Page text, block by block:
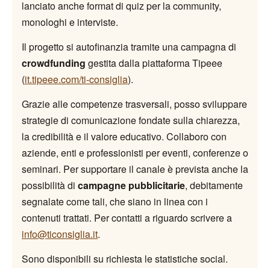
lanciato anche format di quiz per la community,
monologhi e interviste.
Il progetto si autofinanzia tramite una campagna di
crowdfunding gestita dalla piattaforma Tipeee
(it.tipeee.com/ti-consiglia).
Grazie alle competenze trasversali, posso sviluppare
strategie di comunicazione fondate sulla chiarezza,
la credibilità e il valore educativo. Collaboro con
aziende, enti e professionisti per eventi, conferenze o
seminari. Per supportare il canale è prevista anche la
possibilità di campagne pubblicitarie, debitamente
segnalate come tali, che siano in linea con i
contenuti trattati. Per contatti a riguardo scrivere a
info@ticonsiglia.it.
Sono disponibili su richiesta le statistiche social.